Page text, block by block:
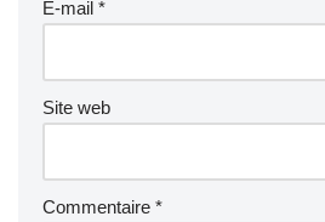
E-mail *
Site web
Commentaire *